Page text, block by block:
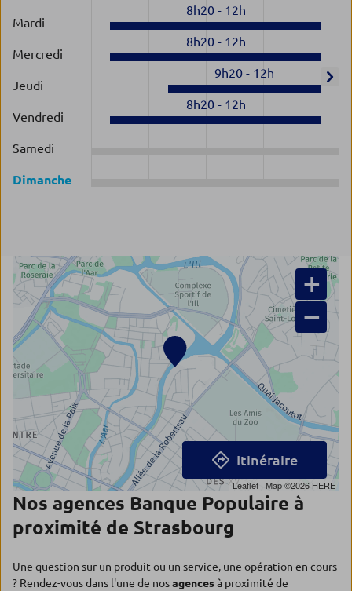
Mardi
8h20- 12h
Mercredi
8h20- 12h
Jeudi
9h20 - 12h
Vendredi
8h20- 12h
Samedi
Dimanche
+
−
Leaflet | Map ©2026 HERE
Itinéraire
Nos agences Banque Populaire à
proximité de Strasbourg
Une question sur un produit ou un service, une opération en cours
? Rendez-vous dans l'une de nosagencesà proximité de